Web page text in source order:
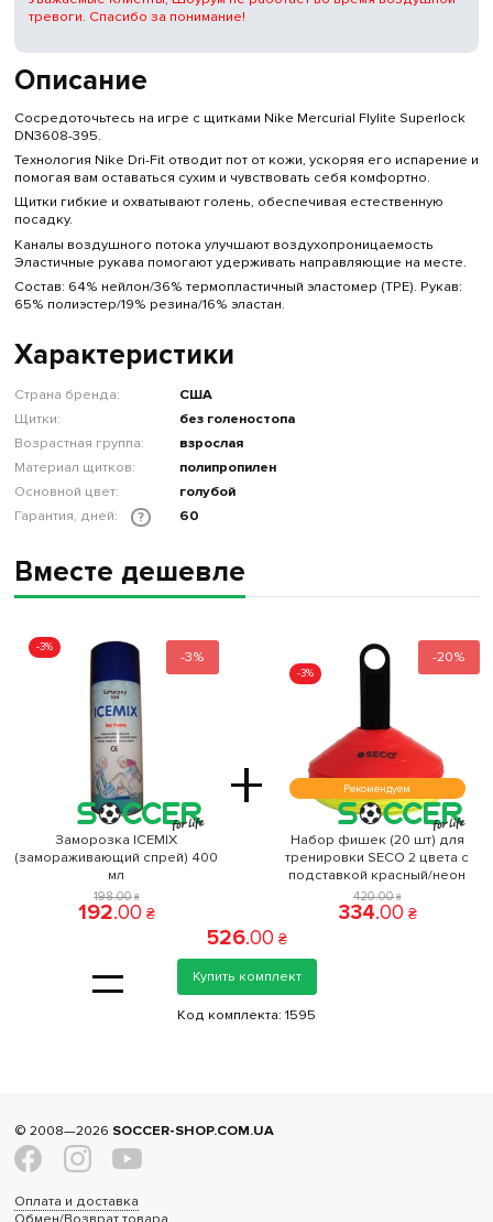
Описание
Сосредоточьтесь на игре с щитками Nike Mercurial Flylite Superlock
DN3608-395.
Технология Nike Dri-Fit отводит пот от кожи, ускоряя его испарение и
помогая вам оставаться сухим и чувствовать себя комфортно.
Щитки гибкие и охватывают голень, обеспечивая естественную
посадку.
Каналы воздушного потока улучшают воздухопроницаемость
Эластичные рукава помогают удерживать направляющие на месте.
Состав: 64% нейлон/36% термопластичный эластомер (TPE). Рукав:
65% полиэстер/19% резина/16% эластан.
Характеристики
Страна бренда:
США
Щитки:
без голеностопа
Возрастная группа:
взрослая
Материал щитков:
полипропилен
Основной цвет:
голубой
Гарантия, дней:
? 60
тревоги. Спасибо за понимание!
Вместе дешевле
-3%
-3%
+
Заморозка ICEMIX
(замораживающий спрей) 400
мл
198.00 ₴
192.00 ₴
-20%
Рекомендуем
-3%
Набор фишек (20 шт) для
тренировки SECO 2 цвета с
подставкой красный/неон
420.00 ₴
334.00 ₴
=
526.00 ₴
Купить комплект
Код комплекта:1595
© 2008—2026 SOCCER-SHOP.COM.UA
Оплата и доставка
Обмен/Возврат товара